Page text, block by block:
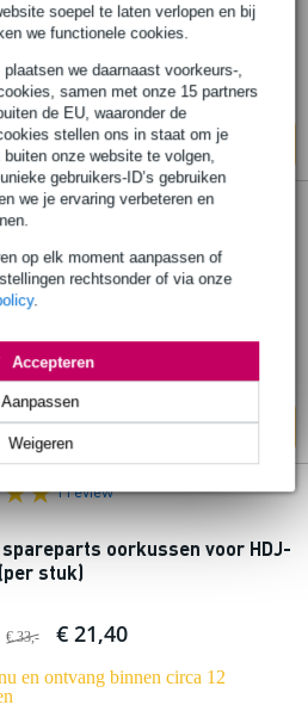
soepel te laten verlopen en bij
we functionele cookies.
we daarnaast voorkeurs-,
samen met onze 15 partners
de EU, waaronder de
stellen ons in staat om je
onze website te volgen,
gebruikers-ID’s gebruiken
we je ervaring verbeteren en
op elk moment aanpassen of
rechtsonder of via onze
.
Weigeren
Aanpassen
Accepteren
€ 34,- € 10,30
en ontvang binnen circa 12
winkelwagen
WNK2893 slider
2000 hoofdtelefoon
nu en ontvang binnen circa 12
winkelwagen
1 review
oorkussen voor HDJ-
stuk)
€ 33,- € 21,40
en ontvang binnen circa 12